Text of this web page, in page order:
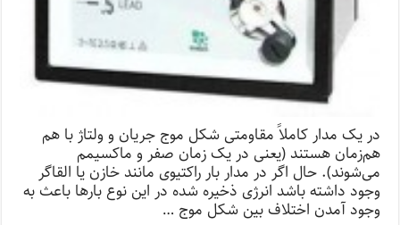
در یک مدار کاملاً مقاومتی شکل موج جریان و ولتاژ با هم
هم‌زمان هستند (یعنی در یک زمان صفر و ماکسیمم
می‌شوند). حال اگر در مدار بار راکتیوی مانند خازن یا القاگر
وجود داشته باشد انرژی ذخیره شده در این نوع بارها باعث به
وجود آمدن اختلاف بین شکل موج …